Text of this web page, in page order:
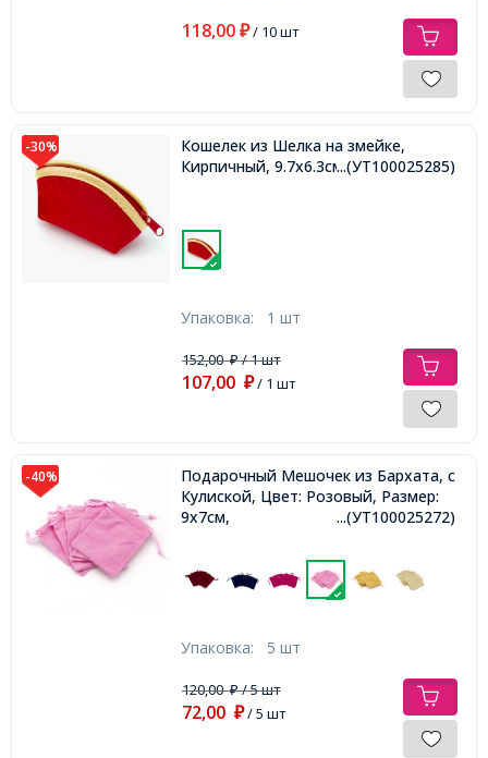
118,00 ₽/ 10 шт
-30%
Кошелек из Шелка на змейке,
Кирпичный, 9.7x6.3см,...(УТ100025285)
Упаковка: 1 шт
152,00₽/ 1 шт
107,00 ₽/ 1 шт
-40%
Подарочный Мешочек из Бархата, с
Кулиской, Цвет: Розовый, Размер:
9х7см,
...(УТ100025272)
Упаковка: 5 шт
120,00₽/ 5 шт
72,00 ₽/ 5 шт